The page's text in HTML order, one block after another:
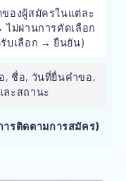
ของผู้สมัครในแต่ละ
ม่ผ่านการคัดเลือก
บเลือก → ยืนยัน)
, ชื่อ, วันที่ยื่นคำขอ,
ะสถานะ
ารติดตามการสมัคร)